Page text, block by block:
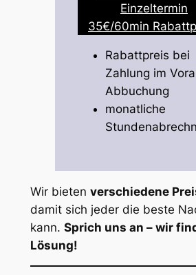
Einzeltermin
35€/60min
Rabattpreis bei
Zahlung im
Abbuchung
monatliche
Wir bieten verschiedene
damit sich jeder die beste
kann. Sprich uns an – wir
Lösung!